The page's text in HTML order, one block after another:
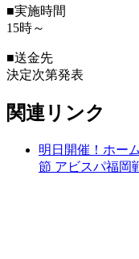
■実施時間
15時～
■送金先
決定次第発表
関連リンク
明日開催！ホー
節 アビスパ福